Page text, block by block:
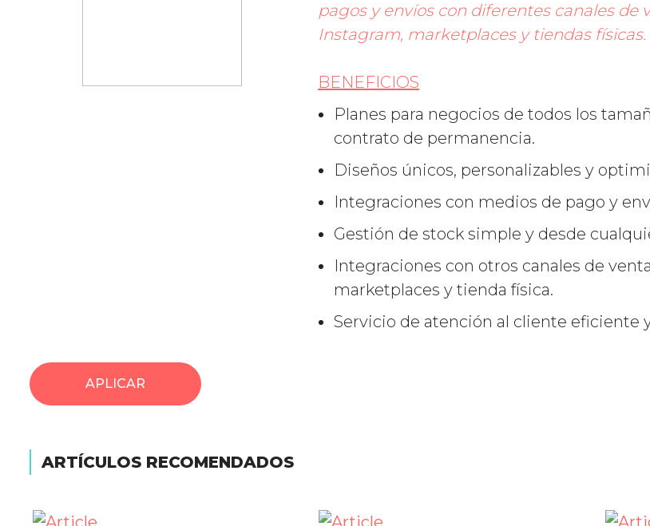
pagos y envíos con diferentes canales de
Instagram, marketplaces y tiendas físicas.
BENEFICIOS
Planes para negocios de todos los
contrato de permanencia.
Diseños únicos, personalizables y
Integraciones con medios de pago y
Gestión de stock simple y desde
Integraciones con otros canales de
marketplaces y tienda física.
Servicio de atención al cliente eficiente
APLICAR
ARTÍCULOS RECOMENDADOS